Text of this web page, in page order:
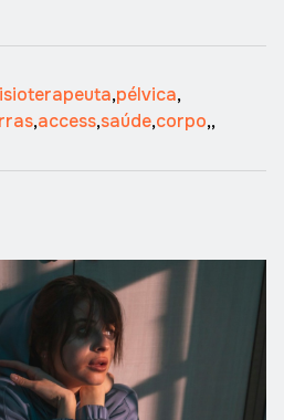
,pélvica,
,access,saúde,corpo,,